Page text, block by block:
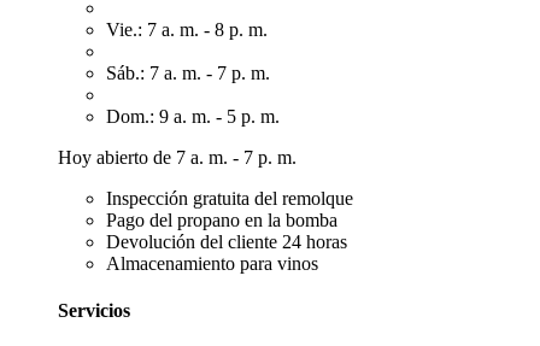
Vie.: 7 a. m. - 8 p. m.
Sáb.: 7 a. m. - 7 p. m.
Dom.: 9 a. m. - 5 p. m.
Hoy abierto de 7 a. m. - 7 p. m.
Inspección gratuita del remolque
Pago del propano en la bomba
Devolución del cliente 24 horas
Almacenamiento para vinos
Servicios